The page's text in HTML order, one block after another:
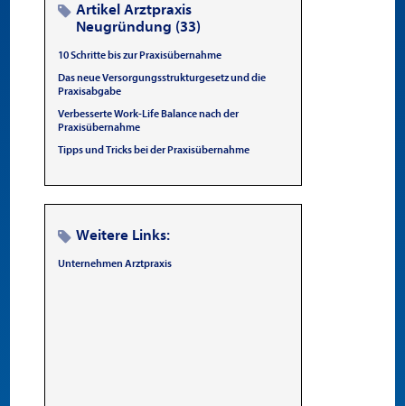
Artikel Arztpraxis
Neugründung (33)
10 Schritte bis zur Praxisübernahme
Das neue Versorgungsstrukturgesetz und die
Praxisabgabe
Verbesserte Work-Life Balance nach der
Praxisübernahme
Tipps und Tricks bei der Praxisübernahme
Weitere Links:
Unternehmen Arztpraxis